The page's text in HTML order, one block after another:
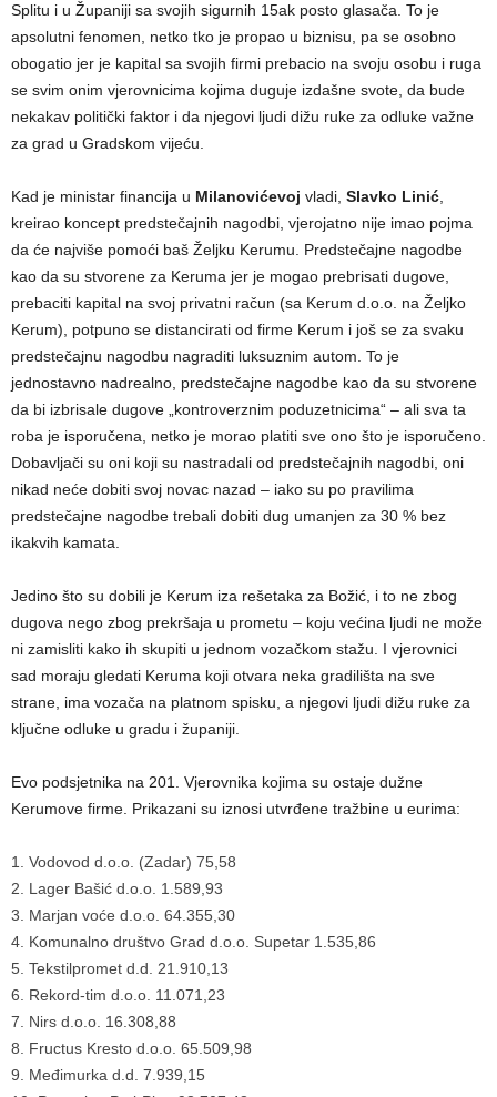
Splitu i u Županiji sa svojih sigurnih 15ak posto glasača. To je
apsolutni fenomen, netko tko je propao u biznisu, pa se osobno
obogatio jer je kapital sa svojih firmi prebacio na svoju osobu i ruga
se svim onim vjerovnicima kojima duguje izdašne svote, da bude
nekakav politički faktor i da njegovi ljudi dižu ruke za odluke važne
za grad u Gradskom vijeću.
Kad je ministar financija u Milanovićevoj vladi, Slavko Linić
kreirao koncept predstečajnih nagodbi, vjerojatno nije imao pojma
da će najviše pomoći baš Željku Kerumu. Predstečajne nagodbe
kao da su stvorene za Keruma jer je mogao prebrisati dugove,
prebaciti kapital na svoj privatni račun (sa Kerum d.o.o. na Željko
Kerum), potpuno se distancirati od firme Kerum i još se za svaku
predstečajnu nagodbu nagraditi luksuznim autom. To je
jednostavno nadrealno, predstečajne nagodbe kao da su stvorene
da bi izbrisale dugove „kontroverznim poduzetnicima“ – ali sva ta
roba je isporučena, netko je morao platiti sve ono što je isporučeno.
Dobavljači su oni koji su nastradali od predstečajnih nagodbi, oni
nikad neće dobiti svoj novac nazad – iako su po pravilima
predstečajne nagodbe trebali dobiti dug umanjen za 30 % bez
ikakvih kamata.
Jedino što su dobili je Kerum iza rešetaka za Božić, i to ne zbog
dugova nego zbog prekršaja u prometu – koju većina ljudi ne može
ni zamisliti kako ih skupiti u jednom vozačkom stažu. I vjerovnici
sad moraju gledati Keruma koji otvara neka gradilišta na sve
strane, ima vozača na platnom spisku, a njegovi ljudi dižu ruke za
ključne odluke u gradu i županiji.
Evo podsjetnika na 201. Vjerovnika kojima su ostaje dužne
Kerumove firme. Prikazani su iznosi utvrđene tražbine u eurima:
1. Vodovod d.o.o. (Zadar) 75,58
2. Lager Bašić d.o.o. 1.589,93
3. Marjan voće d.o.o. 64.355,30
4. Komunalno društvo Grad d.o.o. Supetar 1.535,86
5. Tekstilpromet d.d. 21.910,13
6. Rekord-tim d.o.o. 11.071,23
7. Nirs d.o.o. 16.308,88
8. Fructus Kresto d.o.o. 65.509,98
9. Međimurka d.d. 7.939,15